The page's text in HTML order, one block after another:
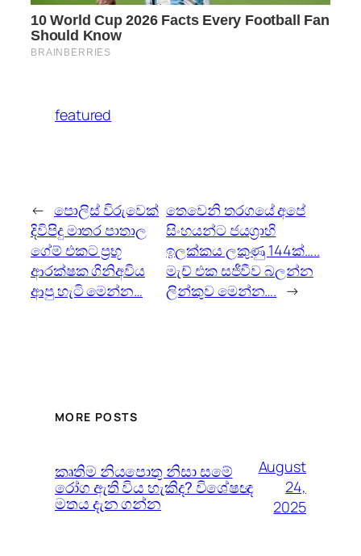
featured
← පොලිස් විරුවෙක්
දිවිපිදු මාතර පාතාල
ගේම් එකට ප්‍රභූ
ආරක්ෂක ගිනිඅවිය
ආපු හැටි මෙන්න…
තෙවෙනි තරගයේ අපේ
සිංහයන්ට ජයග්‍රාහි
ඉලක්කය ලකුණු 144ක්…..
මැච් එක සජීවීව බලන්න
ලින්කුව මෙන්න…. →
MORE POSTS
කෘතිම නියපොතු නිසා සමේ
රෝග ඇති විය හැකිද? විශේෂඥ
මතය දැන ගන්න
August
24,
2025